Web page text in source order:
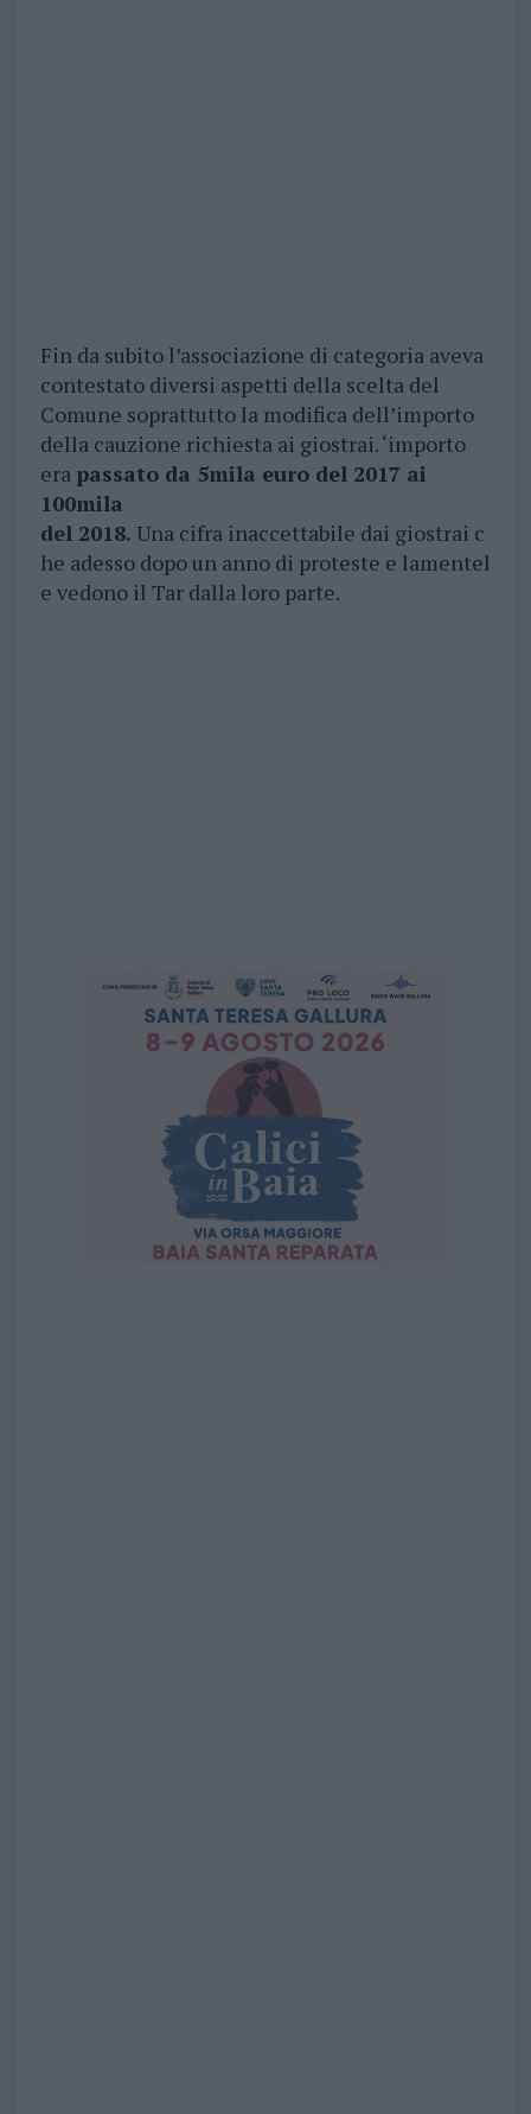
Fin da subito l’associazione di categoria aveva
contestato diversi aspetti della scelta del
Comune soprattutto la modifica dell’importo
della cauzione richiesta ai giostrai. ‘importo
era passato da 5mila euro del 2017 ai
100mila
del 2018. Una cifra inaccettabile dai giostrai c
he adesso dopo un anno di proteste e lamentel
e vedono il Tar dalla loro parte.